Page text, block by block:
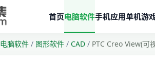
首页电脑软件手机应用单机游
电脑软件 / 图形软件 / CAD / PTC Creo View(可